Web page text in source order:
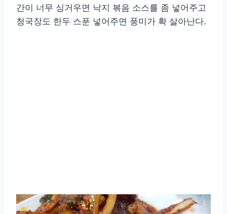
간이 너무 싱거우면 낙지 볶음 소스를 좀 넣어주고
청국장도 한두 스푼 넣어주면 풍미가 확 살아난다.